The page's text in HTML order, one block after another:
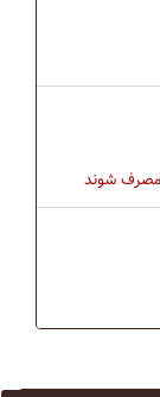
مصرف شوند